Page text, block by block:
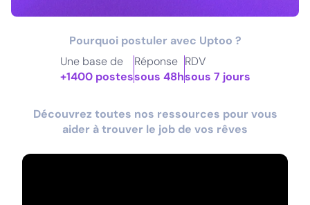
Pourquoi postuler avec Uptoo ?
Une base de
+1400 postes
Réponse
sous 48h
RDV
sous 7 jours
Découvrez toutes nos ressources pour vous
aider à trouver le job de vos rêves